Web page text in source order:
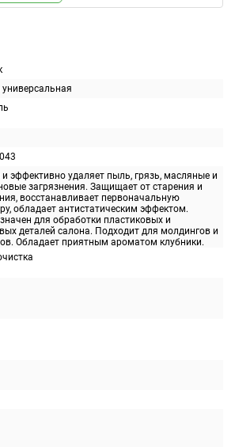
и эффективно удаляет пыль, грязь, масляные и
загрязнения. Защищает от старения и
восстанавливает первоначальную
обладает антистатическим эффектом.
для обработки пластиковых и
деталей салона. Подходит для молдингов и
Обладает приятным ароматом клубники.